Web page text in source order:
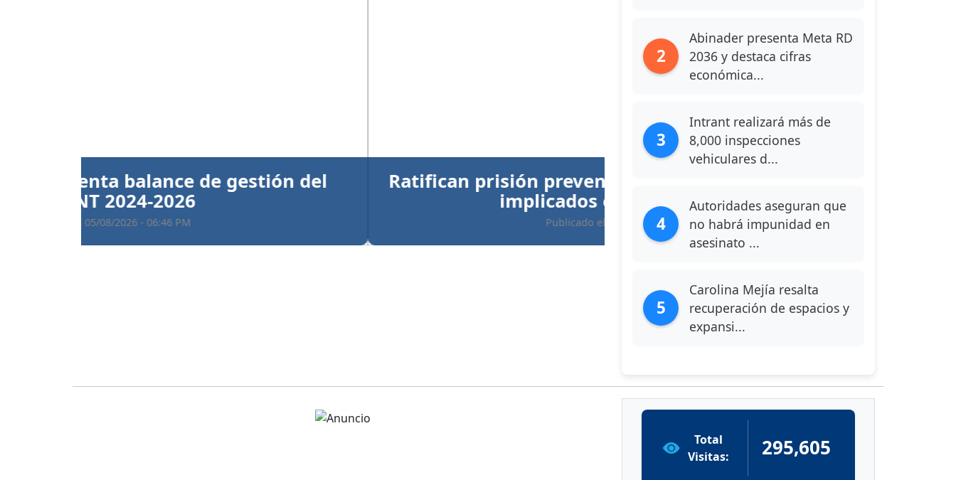
Ratifican prisión preventiva a Santiago Hazim y otros
implicados en el caso Senasa
2
Abinader presenta Meta RD
2036 y destaca cifras
económica...
3
Intrant realizará más de
8,000 inspecciones
vehiculares d...
4
Autoridades aseguran que
no habrá impunidad en
asesinato ...
5
Carolina Mejía resalta
recuperación de espacios y
expansi...
Total
Visitas:
295,605